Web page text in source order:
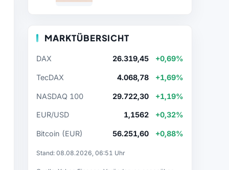
MARKTÜBERSICHT
DAX 26.319,45 +0,69%
TecDAX 4.068,78 +1,69%
NASDAQ 100 29.722,30 +1,19%
EUR/USD 1,1562 +0,32%
Bitcoin (EUR) 56.251,60 +0,88%
Stand: 08.08.2026, 06:51 Uhr